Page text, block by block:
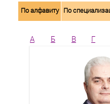
По алфавиту По
А Б В Г